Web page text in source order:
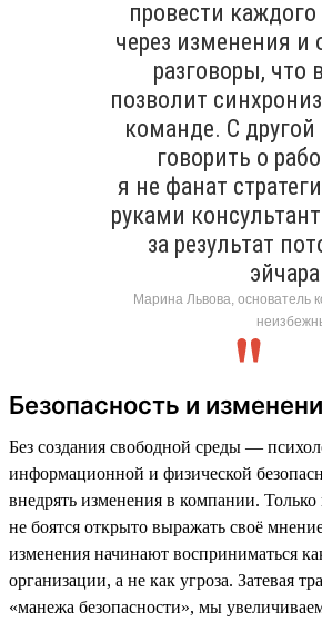
провести
через изменения
разговоры, что
позволит
команде. С
говорить о
я не фанат
руками
за результат
Марина Львова, основатель
Безопасность и
Без создания свободной среды —
информационной и физической
внедрять изменения в компании. Только
не боятся открыто выражать своё
изменения начинают восприниматься
организации, а не как угроза. Затевая
«манежа безопасности», мы